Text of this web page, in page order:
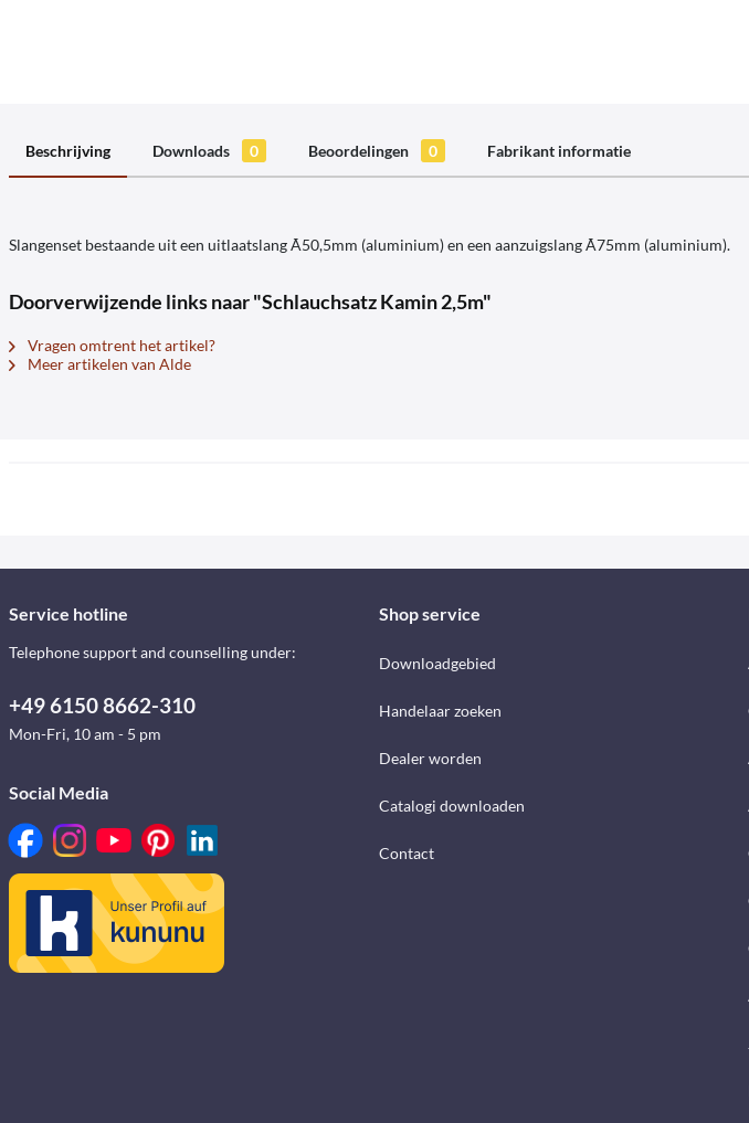
Beschrijving Downloads 0 Beoordelingen 0 Fabrikant informatie
Slangenset bestaande uit een uitlaatslang Ã50,5mm (aluminium) en een aanzuigslang Ã75mm (aluminium).
Doorverwijzende links naar "Schlauchsatz Kamin 2,5m"
Vragen omtrent het artikel?
Meer artikelen van Alde
Service hotline
Telephone support and counselling under:
+49 6150 8662-310
Mon-Fri, 10 am - 5 pm
Social Media
Shop service
Downloadgebied
Handelaar zoeken
Dealer worden
Catalogi downloaden
Contact